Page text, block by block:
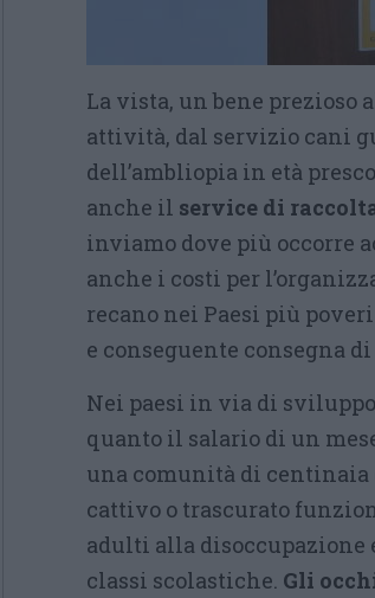
La vista, un bene prezioso
attività, dal servizio cani
dell’ambliopia in età
anche il service di
inviamo dove più occorre
anche i costi per
recano nei Paesi più
e conseguente consegna
Nei paesi in via di
quanto il salario di un
una comunità di centinaia
cattivo o trascurato
adulti alla disoccupazione
classi scolastiche. Gli